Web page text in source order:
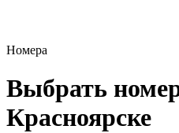
Номера
Выбрать
Красноярске